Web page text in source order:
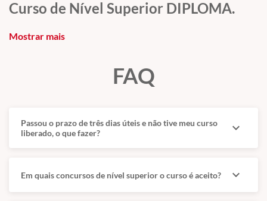
sua Faculdade anterior poderá
terABATIMENTO
Componente Curricular |
Grade Obrigatória
1° PERÍODO
Curso de Nível Superior DIPLOMA.
Por Exemplo:
Polícia Rodoviária Federal
Agente, Escrivão e
Soldado e ''Oficial''
(QUASE TODAS),
(QUASE TODAS)ePolícia Penal
Mostrar mais
FAQ
Passou o prazo de três dias úteis e não tive meu curso
liberado, o que fazer?
expand_more
Em quais concursos de nível superior o curso é aceito? expand_more